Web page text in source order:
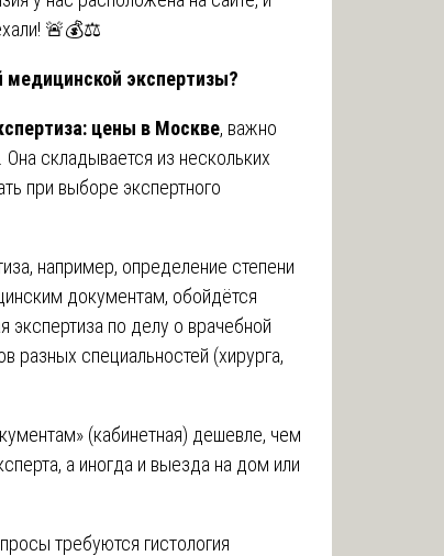
🚨💰⚖️
экспертизы?
цены в Москве, важно
складывается из нескольких
при выборе экспертного
например, определение степени
документам, обойдётся
экспертиза по делу о врачебной
разных специальностей (хирурга,
(кабинетная) дешевле, чем
а иногда и выезда на дом или
требуются гистология